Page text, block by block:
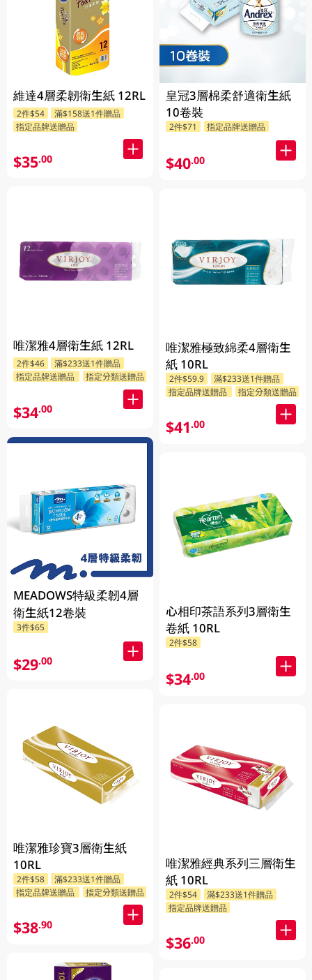
維達4層柔韌衛生紙 12RL
2件$54
滿$158送1件贈品
指定品牌送贈品
$35.00
唯潔雅4層衛生紙 12RL
2件$46
滿$233送1件贈品
指定品牌送贈品
指定分類送贈品
$34.00
MEADOWS特級柔韌4層
衛生紙12卷裝
3件$65
$29.00
唯潔雅珍寶3層衛生紙
10RL
2件$58
滿$233送1件贈品
指定品牌送贈品
指定分類送贈品
$38.90
皇冠3層棉柔舒適衛生紙
10卷裝
2件$71 指定品牌送贈品
$40.00
唯潔雅極致綿柔4層衛生
紙 10RL
2件$59.9
滿$233送1件贈品
指定品牌送贈品
指定分類送贈品
$41.00
心相印茶語系列3層衛生
卷紙 10RL
2件$58
$34.00
唯潔雅經典系列三層衛生
紙 10RL
2件$54
滿$233送1件贈品
指定品牌送贈品
$36.00